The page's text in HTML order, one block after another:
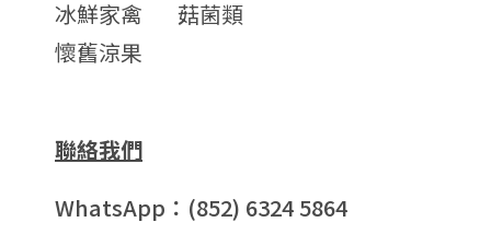
冰鮮家禽
菇菌類
懷舊涼果
聯絡我們
WhatsApp：(852) 6324 5864